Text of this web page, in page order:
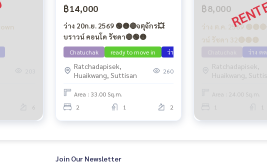
203
6
฿14,000
ว่าง 20ก.ย. 2569 🟢🟡🔴จตุจักร💥
บราวน์ คอนโด รัชดา🔴🟢🟡
Chatuchak ready to move in ว่าง กย 69
Ratchadapisek,
Huaikwang, Suttisan
260
Area : 33.00 Sq.m.
2
1 2
฿8,000
ว่าง ต.ค. 2569
วน์ รัชดา 32🔴🟢🟡
ว่าง ต
Ratchadapisek,
Huaikwang,
Area : 24.00 Sq.m.
1
1
Join Our Newsletter